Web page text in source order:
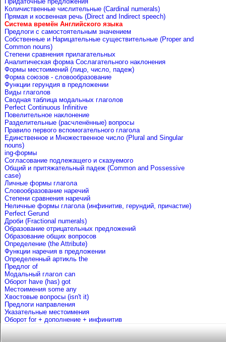
Количиственные числительные (Cardinal numerals)
Прямая и косвенная речь (Direct and Indirect speech)
Система времён Английского языка
Предлоги с самостоятельным значением
Собственные и Нарицательные cуществительные (Proper and
Common nouns)
Степени сравнения прилагательных
Аналитическая форма Сослагательного наклонения
Формы местоимений (лицо, число, падеж)
Форма союзов - словообразование
Функции герундия в предложении
Виды глаголов
Сводная таблица модальных глаголов
Perfect Continuous Infinitive
Повелительное наклонение
Разделительные (расчленённые) вопросы
Правило первого вспомогательного глагола
Единственное и Множественное число (Plural and Singular
nouns)
ing-формы
Согласование подлежащего и сказуемого
Общий и притяжательный падеж (Common and Possessive
case)
Личные формы глагола
Словообразование наречий
Степени сравнения наречий
Неличные формы глагола (инфинитив, герундий, причастие)
Perfect Gerund
Дроби (Fractional numerals)
Образование отрицательных предложений
Образование общих вопросов
Определение (the Attribute)
Функции наречия в предложении
Определенный артикль the
Предлог of
Mодальный глагол can
Оборот have (has) got
Местоимения some any
Хвостовые вопросы (isn't it)
Предлоги направления
Указательные местоимения
Оборот for + дополнение + инфинитив